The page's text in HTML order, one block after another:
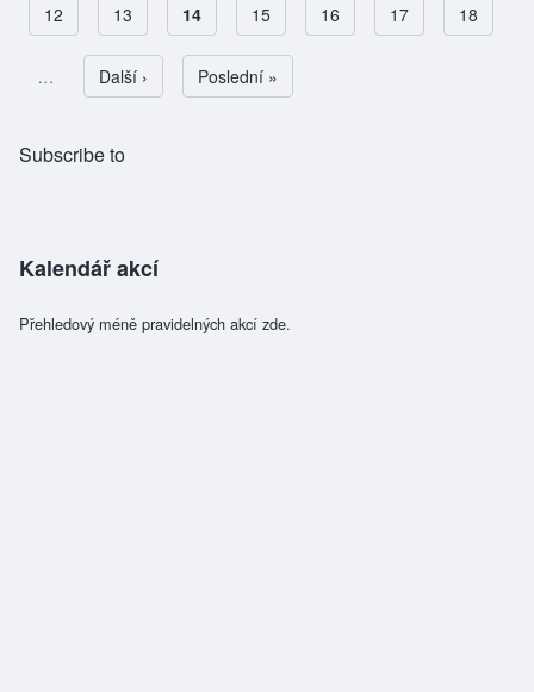
Pagination
Page
12 Page
13 Aktuální stránka
14 Page
15 Page
16 Page
17 Page
18
… Následující stránka
Další › Poslední stránka
Poslední »
Subscribe to
Kalendář akcí
Přehledový méně pravidelných akcí zde.